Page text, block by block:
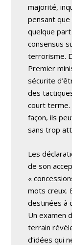
majorité,
pensant
quelque
consensus
terrorisme.
Premier
sécurite
des
court
façon, ils
sans trop
Les
de son
«
mots creux.
destinées à
Un examen
terrain
d’idées qui